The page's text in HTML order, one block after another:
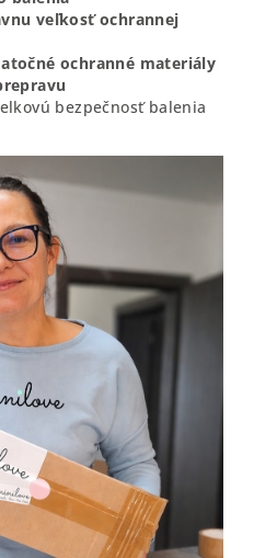
veľkosť ochrannej
ochranné materiály
bezpečnosť balenia